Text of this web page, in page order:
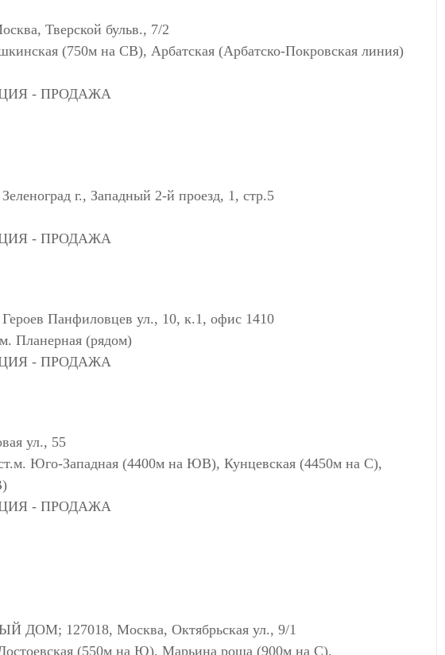
Тверской бульв., 7/2
(750м на СВ), Арбатская (Арбатско-Покровская линия)
- ПРОДАЖА
г., Западный 2-й проезд, 1, стр.5
- ПРОДАЖА
Панфиловцев ул., 10, к.1, офис 1410
Планерная (рядом)
- ПРОДАЖА
ул., 55
Юго-Западная (4400м на ЮВ), Кунцевская (4450м на С),
- ПРОДАЖА
127018, Москва, Октябрьская ул., 9/1
(550м на Ю), Марьина роща (900м на С),